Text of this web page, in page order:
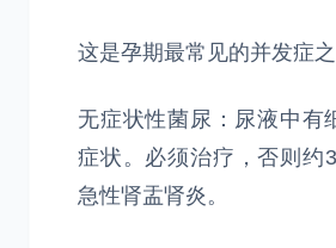
这是孕期最常见的并发症之
无症状性菌尿：尿液中有
症状。必须治疗，否则约
急性肾盂肾炎。